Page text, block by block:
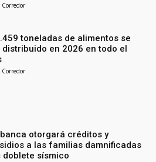
Corredor
toneladas de alimentos se
distribuido en 2026 en todo el
Corredor
otorgará créditos y
a las familias damnificadas
doblete sísmico